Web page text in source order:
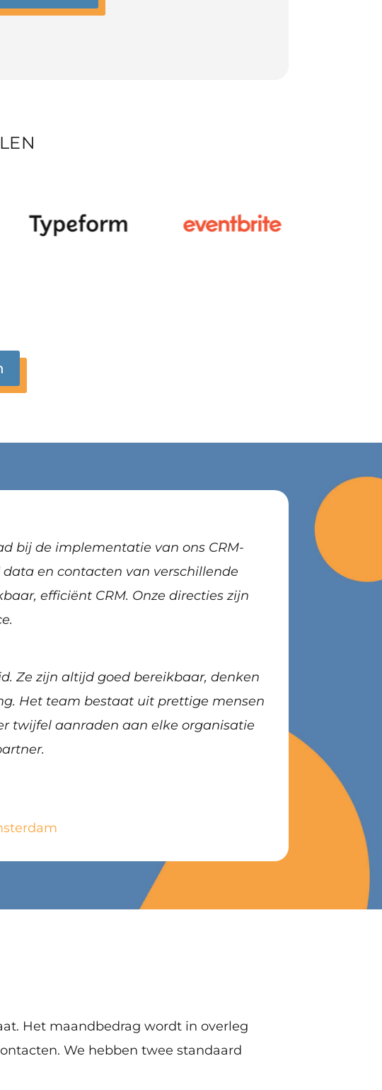
bij de implementatie van ons CRM-
en contacten van verschillende
efficiënt CRM. Onze directies zijn
Ze zijn altijd goed bereikbaar, denken
Het team bestaat uit prettige mensen
twijfel aanraden aan elke organisatie
Het maandbedrag wordt in overleg
We hebben twee standaard